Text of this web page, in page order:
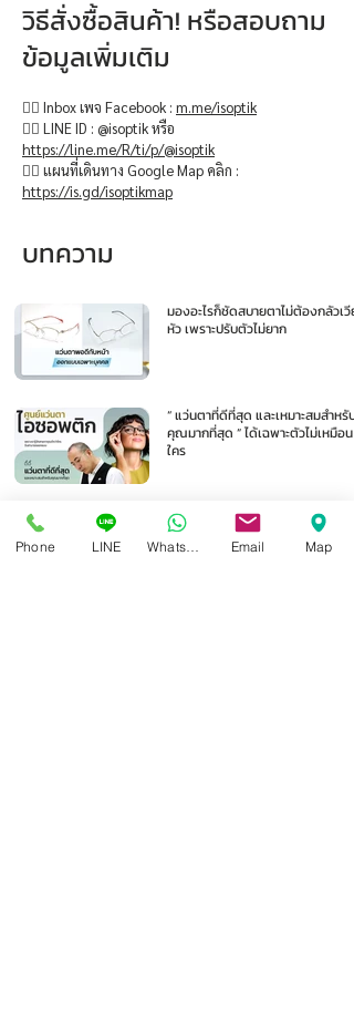
วิธีสั่งซื้อสินค้า! หรือสอบถาม
ข้อมูลเพิ่มเติม
👉🏻 Inbox เพจ Facebook : m.me/isoptik
👉🏻 LINE ID : @isoptik หรือ
https://line.me/R/ti/p/@isoptik
👉🏻 แผนที่เดินทาง Google Map คลิก :
https://is.gd/isoptikmap
บทความ
มองอะไรก็ชัดสบายตาไม่ต้องกลัวเวีย
หัว เพราะปรับตัวไม่ยาก
“ แว่นตาที่ดีที่สุด และเหมาะสมสำหรับ
คุณมากที่สุด ” ได้เฉพาะตัวไม่เหมือน
ใคร
การมองเห็นที่ชัด ไม่ได้เกิดจากค่า
สายตาที่ถูกต้องเพียงอย่างเดียว
Phone LINE Email Map